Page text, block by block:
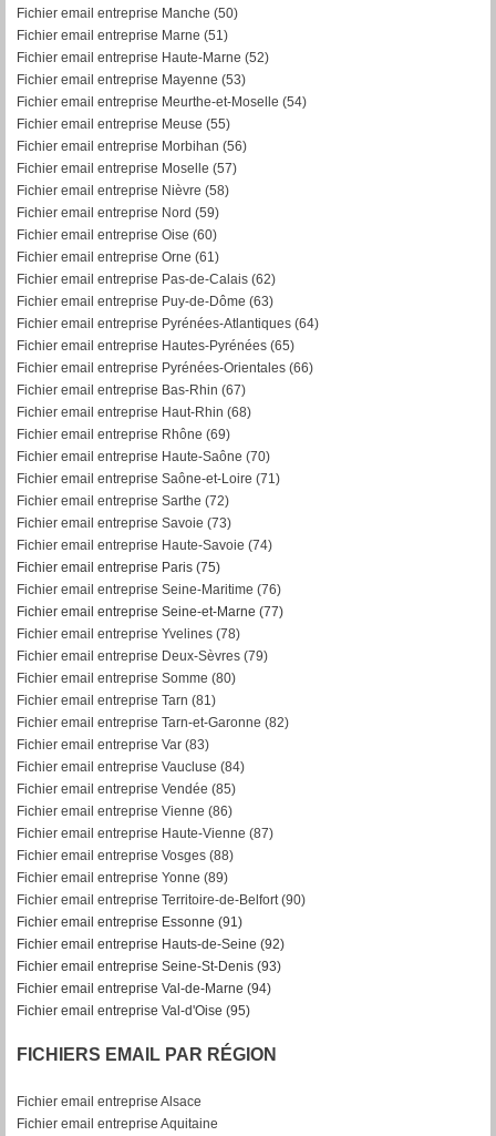
Fichier email entreprise Manche (50)
Fichier email entreprise Marne (51)
Fichier email entreprise Haute-Marne (52)
Fichier email entreprise Mayenne (53)
Fichier email entreprise Meurthe-et-Moselle (54)
Fichier email entreprise Meuse (55)
Fichier email entreprise Morbihan (56)
Fichier email entreprise Moselle (57)
Fichier email entreprise Nièvre (58)
Fichier email entreprise Nord (59)
Fichier email entreprise Oise (60)
Fichier email entreprise Orne (61)
Fichier email entreprise Pas-de-Calais (62)
Fichier email entreprise Puy-de-Dôme (63)
Fichier email entreprise Pyrénées-Atlantiques (64)
Fichier email entreprise Hautes-Pyrénées (65)
Fichier email entreprise Pyrénées-Orientales (66)
Fichier email entreprise Bas-Rhin (67)
Fichier email entreprise Haut-Rhin (68)
Fichier email entreprise Rhône (69)
Fichier email entreprise Haute-Saône (70)
Fichier email entreprise Saône-et-Loire (71)
Fichier email entreprise Sarthe (72)
Fichier email entreprise Savoie (73)
Fichier email entreprise Haute-Savoie (74)
Fichier email entreprise Paris (75)
Fichier email entreprise Seine-Maritime (76)
Fichier email entreprise Seine-et-Marne (77)
Fichier email entreprise Yvelines (78)
Fichier email entreprise Deux-Sèvres (79)
Fichier email entreprise Somme (80)
Fichier email entreprise Tarn (81)
Fichier email entreprise Tarn-et-Garonne (82)
Fichier email entreprise Var (83)
Fichier email entreprise Vaucluse (84)
Fichier email entreprise Vendée (85)
Fichier email entreprise Vienne (86)
Fichier email entreprise Haute-Vienne (87)
Fichier email entreprise Vosges (88)
Fichier email entreprise Yonne (89)
Fichier email entreprise Territoire-de-Belfort (90)
Fichier email entreprise Essonne (91)
Fichier email entreprise Hauts-de-Seine (92)
Fichier email entreprise Seine-St-Denis (93)
Fichier email entreprise Val-de-Marne (94)
Fichier email entreprise Val-d'Oise (95)
FICHIERS EMAIL PAR RÉGION
Fichier email entreprise Alsace
Fichier email entreprise Aquitaine